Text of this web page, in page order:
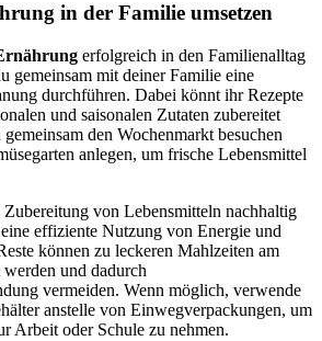
in der Familie umsetzen
erfolgreich in den Familienalltag
gemeinsam mit deiner Familie eine
durchführen. Dabei könnt ihr Rezepte
und saisonalen Zutaten zubereitet
den Wochenmarkt besuchen
anlegen, um frische Lebensmittel
von Lebensmitteln nachhaltig
effiziente Nutzung von Energie und
können zu leckeren Mahlzeiten am
und dadurch
vermeiden. Wenn möglich, verwende
anstelle von Einwegverpackungen, um
Arbeit oder Schule zu nehmen.